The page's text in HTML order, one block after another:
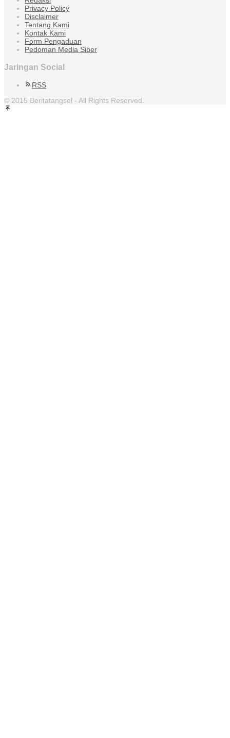
Privacy Policy
Disclaimer
Tentang Kami
Kontak Kami
Form Pengaduan
Pedoman Media Siber
Jaringan Social
RSS
© 2015 Beritatangsel - All Rights Reserved.